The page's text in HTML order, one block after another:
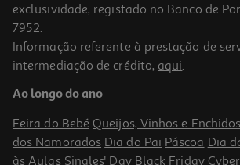
exclusividade, registado no Banco de
7952.
Informação referente à prestação de
intermediação de crédito, aqui.
Ao longo do ano
Feira do Bebé Queijos, Vinhos e Enchidos
dos Namorados Dia do Pai Páscoa Dia
às Aulas Singles' Day Black Friday